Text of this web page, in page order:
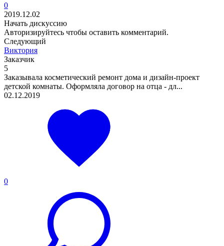
0
2019.12.02
Начать дискуссию
Авторизируйтесь чтобы оставить комментарий.
Следующий
Виктория
Заказчик
5
Заказывала косметический ремонт дома и дизайн-проект
детской комнаты. Оформляла договор на отца - дл...
02.12.2019
0